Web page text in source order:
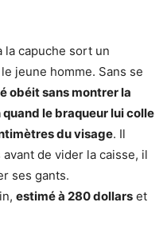
la capuche sort un
jeune homme. Sans se
obéit sans montrer la
le braqueur lui colle
du visage. Il
avant de vider la caisse, il
ses gants.
estimé à 280 dollars et